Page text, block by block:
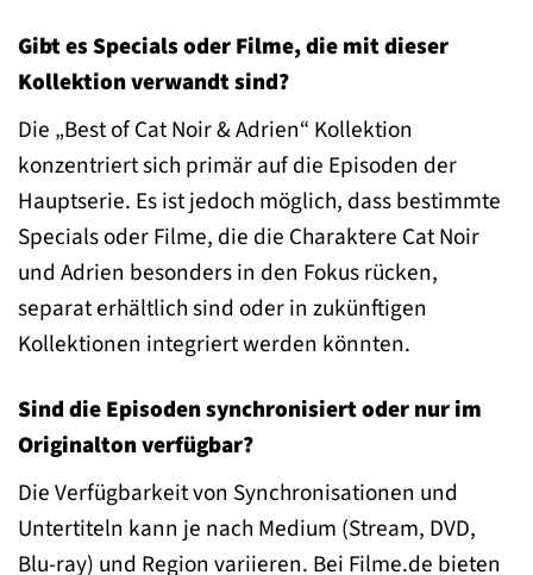
Gibt es Specials oder Filme, die mit dieser
Kollektion verwandt sind?
Die „Best of Cat Noir & Adrien“ Kollektion
konzentriert sich primär auf die Episoden der
Hauptserie. Es ist jedoch möglich, dass bestimmte
Specials oder Filme, die die Charaktere Cat Noir
und Adrien besonders in den Fokus rücken,
separat erhältlich sind oder in zukünftigen
Kollektionen integriert werden könnten.
Sind die Episoden synchronisiert oder nur im
Originalton verfügbar?
Die Verfügbarkeit von Synchronisationen und
Untertiteln kann je nach Medium (Stream, DVD,
Blu-ray) und Region variieren. Bei Filme.de bieten